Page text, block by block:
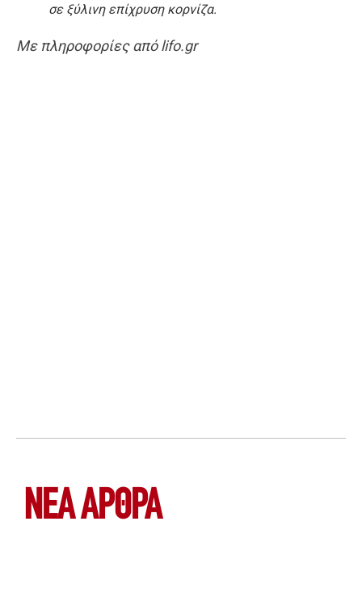
σε ξύλινη επίχρυση κορνίζα.
Με πληροφορίες από lifo.gr
ΝΕΑ ΆΡΘΡΑ